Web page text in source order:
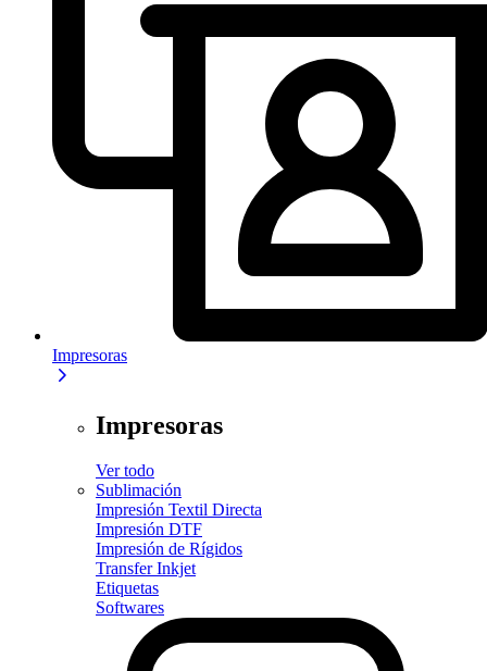
Impresoras
Impresoras
Ver todo
Sublimación
Impresión Textil Directa
Impresión DTF
Impresión de Rígidos
Transfer Inkjet
Etiquetas
Softwares